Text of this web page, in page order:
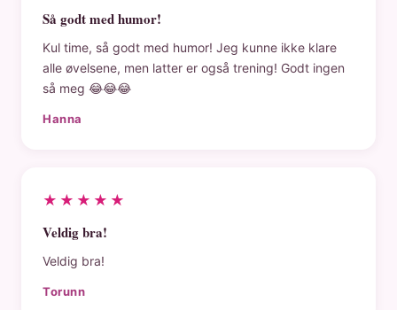
Så godt med humor!
Kul time, så godt med humor! Jeg kunne ikke klare
alle øvelsene, men latter er også trening! Godt ingen
så meg 😂😂😂
Hanna
★★★★★
Veldig bra!
Veldig bra!
Torunn